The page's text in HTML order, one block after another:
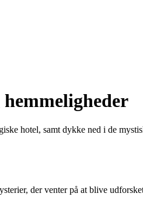
hotel, samt dykke ned i de
der venter på at blive